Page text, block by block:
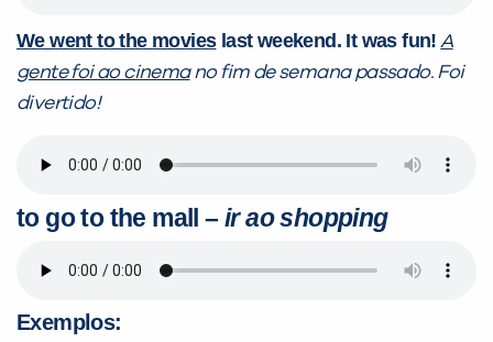
We went to the movieslast weekend. It was fun! A
gente foi ao cinemano fim de semana passado. Foi
divertido!
to go to the mall – ir ao shopping
Exemplos: